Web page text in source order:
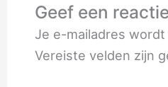
Geef een
Je e-mailadres
Vereiste velden zijn